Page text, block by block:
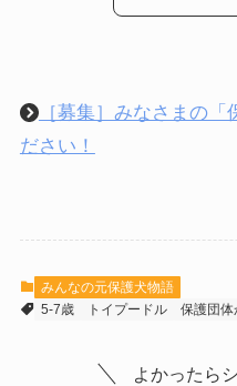
［募集］みなさまの「
ださい！
みんなの元保護犬物語
5-7歳
トイプードル 保護団体
よかったら